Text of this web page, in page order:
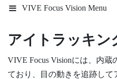
VIVE Focus Vision Menu
アイトラッキン
VIVE Focus Visionには、内蔵
ており、目の動きを追跡し